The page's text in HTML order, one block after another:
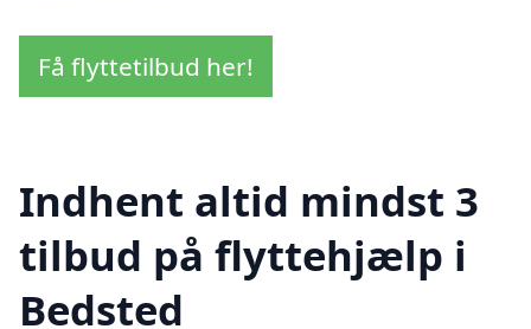
Få flyttetilbud her!
Indhent altid mindst 3
tilbud på flyttehjælp i
Bedsted